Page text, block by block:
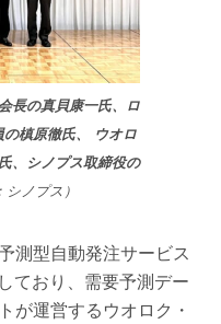
長の真貝康一氏、ロ
槙原徹氏、 ウオロ
、シノプス取締役の
ノプス）
測型自動発注サービス
ており、需要予測デー
が運営するウオロク・